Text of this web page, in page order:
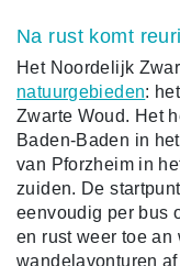
Na rust komt
Het Noordelijk
natuurgebieden:
Zwarte Woud. Het
Baden-Baden in
van Pforzheim in
zuiden. De
eenvoudig per bus
en rust weer toe
wandelavonturen